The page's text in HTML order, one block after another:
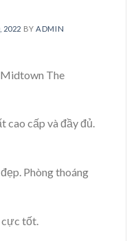
2022 BY ADMIN
Midtown The
cao cấp và đầy đủ.
Phòng thoáng
cực tốt.